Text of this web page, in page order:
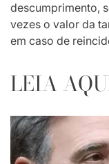
descumprimento,
vezes o valor da
em caso de
LEIA